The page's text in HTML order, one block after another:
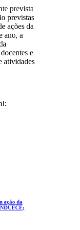
prevista
previstas
ações da
ano, a
e
atividades
ação da